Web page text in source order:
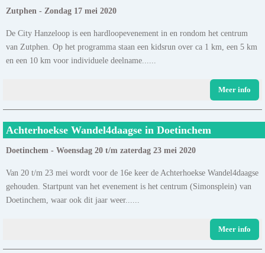
Zutphen - Zondag 17 mei 2020
De City Hanzeloop is een hardloopevenement in en rondom het centrum
van Zutphen. Op het programma staan een kidsrun over ca 1 km, een 5 km
en een 10 km voor individuele deelname......
Meer info
Achterhoekse Wandel4daagse in Doetinchem
Doetinchem - Woensdag 20 t/m zaterdag 23 mei 2020
Van 20 t/m 23 mei wordt voor de 16e keer de Achterhoekse Wandel4daagse
gehouden. Startpunt van het evenement is het centrum (Simonsplein) van
Doetinchem, waar ook dit jaar weer......
Meer info